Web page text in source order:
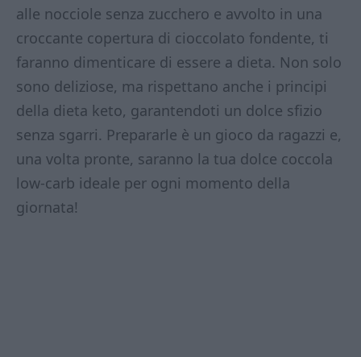
alle nocciole senza zucchero e avvolto in una
croccante copertura di cioccolato fondente, ti
faranno dimenticare di essere a dieta. Non solo
sono deliziose, ma rispettano anche i principi
della dieta keto, garantendoti un dolce sfizio
senza sgarri. Prepararle è un gioco da ragazzi e,
una volta pronte, saranno la tua dolce coccola
low-carb ideale per ogni momento della
giornata!